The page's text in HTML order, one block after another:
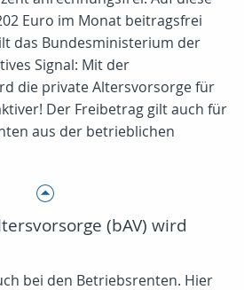
Euro im Monat beitragsfrei
das Bundesministerium der
Signal: Mit der
die private Altersvorsorge für
Der Freibetrag gilt auch für
aus der betrieblichen
(bAV) wird
bei den Betriebsrenten. Hier